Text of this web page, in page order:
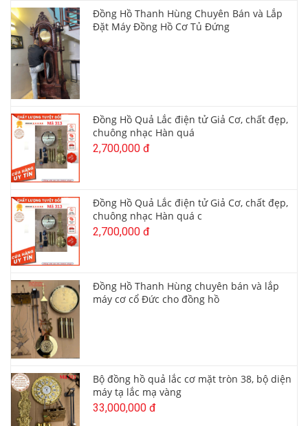
Đồng Hồ Thanh Hùng Chuyên Bán và Lắp
Đặt Máy Đồng Hồ Cơ Tủ Đứng
Đồng Hồ Quả Lắc điện tử Giả Cơ, chất đẹp,
chuông nhạc Hàn quá
2,700,000 đ
Đồng Hồ Quả Lắc điện tử Giả Cơ, chất đẹp,
chuông nhạc Hàn quá c
2,700,000 đ
Đồng Hồ Thanh Hùng chuyên bán và lắp
máy cơ cổ Đức cho đồng hồ
Bộ đồng hồ quả lắc cơ mặt tròn 38, bộ diện
máy tạ lắc mạ vàng
33,000,000 đ